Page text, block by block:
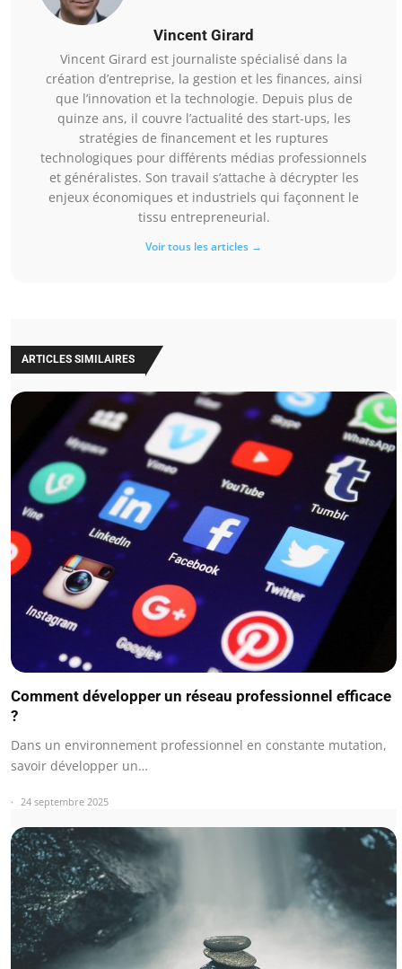
Vincent Girard
Vincent Girard est journaliste spécialisé dans la
création d’entreprise, la gestion et les finances, ainsi
que l’innovation et la technologie. Depuis plus de
quinze ans, il couvre l’actualité des start-ups, les
stratégies de financement et les ruptures
technologiques pour différents médias professionnels
et généralistes. Son travail s’attache à décrypter les
enjeux économiques et industriels qui façonnent le
tissu entrepreneurial.
Voir tous les articles →
ARTICLES SIMILAIRES
Comment développer un réseau professionnel efficace
?
Dans un environnement professionnel en constante mutation,
savoir développer un…
24 septembre 2025